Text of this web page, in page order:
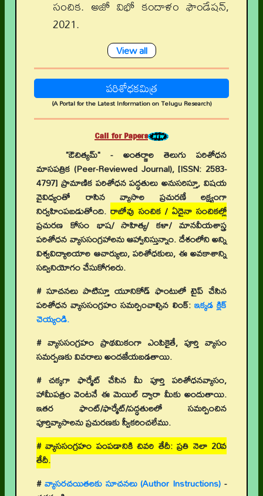
సంచిక. అజో విభో కందాళం ఫౌండేషన్,
2021.
View all
పరిశోధకమిత్ర
(A Portal for the Latest Information on Telugu Research)
Call for Papers
"ఔచిత్యమ్" - అంతర్జాల తెలుగు పరిశోధన
మాసపత్రిక (Peer-Reviewed Journal), [ISSN: 2583-
4797] ప్రామాణిక పరిశోధన పద్ధతులు అనుసరిస్తూ, విషయ
వైవిధ్యంతో రాసిన వ్యాసాల ప్రచురణే లక్ష్యంగా
నిర్వహింపబడుతోంది.రాబోవు సంచిక / ఏదైనా సంచికల్లో
ప్రచురణ కోసం భాష/ సాహిత్య/ కళా/ మానవీయశాస్త్ర
పరిశోధన వ్యాససంగ్రహాలను ఆహ్వానిస్తున్నాం. దేశంలోని అన్ని
విశ్వవిద్యాలయాల ఆచార్యులు, పరిశోధకులు, ఈ అవకాశాన్ని
సద్వినియోగం చేసుకోగలరు.
# సూచనలు పాటిస్తూ యూనికోడ్ ఫాంటులో టైప్ చేసిన
పరిశోధన వ్యాససంగ్రహం సమర్పించాల్సిన లింక్: ఇక్కడ క్లిక్
చెయ్యండి.
# వ్యాససంగ్రహం ప్రాథమికంగా ఎంపికైతే, పూర్తి వ్యాసం
సమర్పణకు వివరాలు అందజేయబడతాయి.
# చక్కగా ఫార్మేట్ చేసిన మీ పూర్తి పరిశోధనవ్యాసం,
హామీపత్రం వెంటనే ఈ మెయిల్ ద్వారా మీకు అందుతాయి.
ఇతర ఫాంట్/ఫార్మేట్/పద్ధతులలో సమర్పించిన
పూర్తివ్యాసాలను ప్రచురణకు స్వీకరించలేము.
# వ్యాససంగ్రహం పంపడానికి చివరి తేదీ: ప్రతి నెలా 20వ
తేదీ.
#వ్యాసరచయితలకు సూచనలు (Author Instructions) -